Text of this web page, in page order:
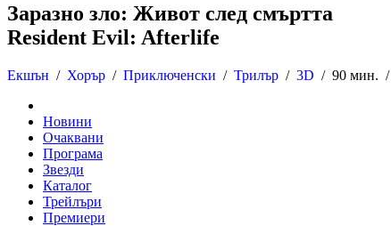
Заразно зло: Живот след смъртта
Resident Evil: Afterlife
Екшън / Хорър / Приключенски / Трилър / 3D / 90 мин. /
Новини
Очаквани
Програма
Звезди
Каталог
Трейлъри
Премиери